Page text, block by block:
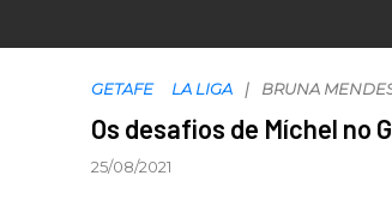
GETAFE LA LIGA BRUNA
Os desafios de Míchel no
25/08/2021